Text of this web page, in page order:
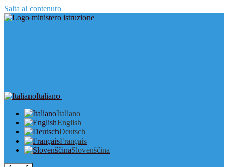
Salta al contenuto
Italiano
Italiano
English
Deutsch
Français
Slovenščina